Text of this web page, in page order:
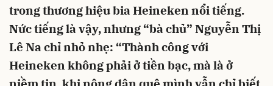
trong thương hiệu bia Heineken nổi tiếng.
Nức tiếng là vậy, nhưng “bà chủ” Nguyễn Thị
Lê Na chỉ nhỏ nhẹ: “Thành công với
Heineken không phải ở tiền bạc, mà là ở